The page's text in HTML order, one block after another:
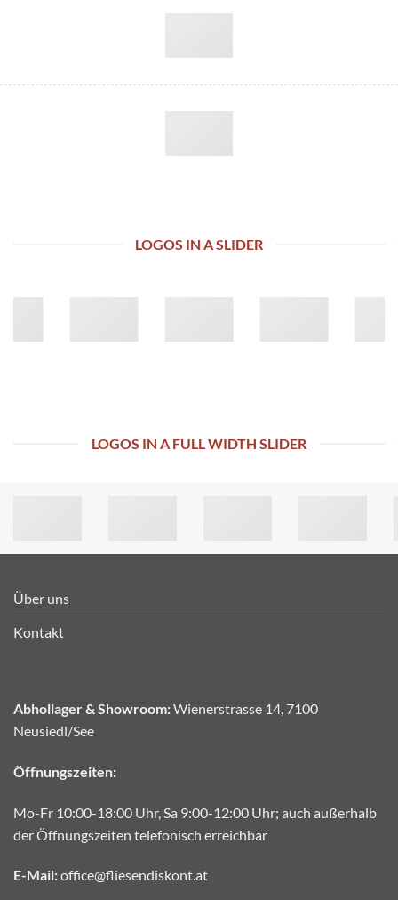
LOGOS IN A SLIDER
LOGOS IN A FULL WIDTH SLIDER
Über uns
Kontakt
Abhollager & Showroom:Wienerstrasse 14, 7100
Neusiedl/See
Öffnungszeiten:
Mo-Fr 10:00-18:00 Uhr, Sa 9:00-12:00 Uhr; auch außerhalb
der Öffnungszeiten telefonisch erreichbar
E-Mail:office@fliesendiskont.at